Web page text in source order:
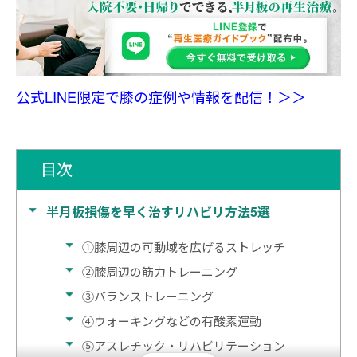
公式LINE限定で膝の症例や情報を配信！＞＞
目次
半月板損傷を早く治すリハビリ方法5選
①膝周辺の可動域を広げるストレッチ
②膝周辺の筋力トレーニング
③バランストレーニング
④ウォーキングなどの有酸素運動
⑤アスレチック・リハビリテーション